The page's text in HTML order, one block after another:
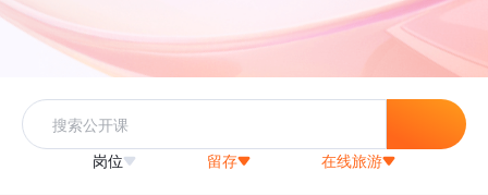
岗位 留存 在线旅游